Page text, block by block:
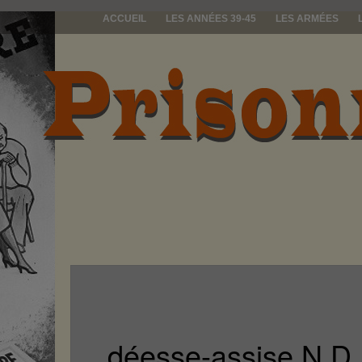
ACCUEIL LES ANNÉES 39-45 LES ARMÉES
prisonniers